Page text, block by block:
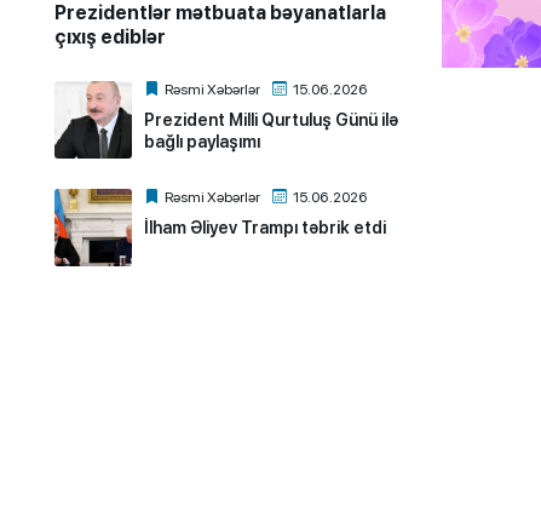
Prezidentlər mətbuata bəyanatlarla
çıxış ediblər
Rəsmi Xəbərlər 15.06.2026
Prezident Milli Qurtuluş Günü ilə
bağlı paylaşımı
Rəsmi Xəbərlər 15.06.2026
İlham Əliyev Trampı təbrik etdi